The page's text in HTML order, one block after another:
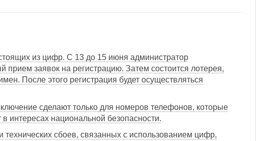
из цифр. С 13 до 15 июня администратор
прием заявок на регистрацию. Затем состоится лотерея,
После этого регистрация будет осуществляться
сделают только для номеров телефонов, которые
интересах национальной безопасности.
сбоев, связанных с использованием цифр,